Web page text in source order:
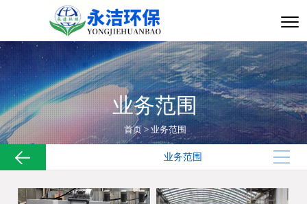
业务范围
首页> 业务范围
业务范围